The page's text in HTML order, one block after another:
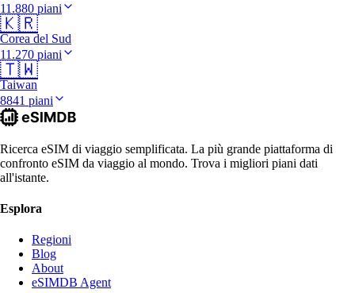
11.880 piani
🇰🇷
Corea del Sud
11.270 piani
🇹🇼
Taiwan
8841 piani
Ricerca eSIM di viaggio semplificata. La più grande piattaforma di
confronto eSIM da viaggio al mondo. Trova i migliori piani dati
all'istante.
Esplora
Regioni
Blog
About
eSIMDB Agent